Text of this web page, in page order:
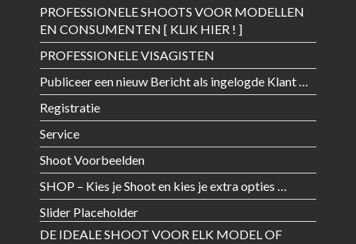
PROFESSIONELE SHOOTS VOOR MODELLEN
EN CONSUMENTEN [ KLIK HIER ! ]
PROFESSIONELE VISAGISTEN
Publiceer een nieuw Bericht als ingelogde Klant …
Registratie
Service
Shoot Voorbeelden
SHOP – Kies je Shoot en kies je extra opties …
Slider Placeholder
DE IDEALE SHOOT VOOR ELK MODEL OF